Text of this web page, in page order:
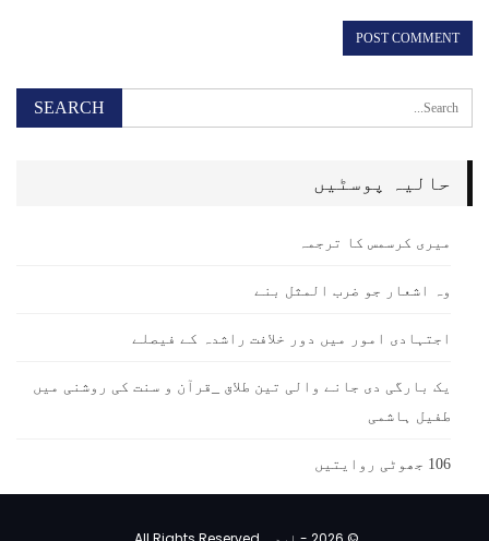
حالیہ پوسٹیں
میری کرسمس کا ترجمہ
وہ اشعار جو ضرب المثل بنے
اجتہادی امور میں دور خلافت راشدہ کے فیصلے
یک بارگی دی جانے والی تین طلاق _قرآن و سنت کی روشنی میں
طفیل ہاشمی
106 جھوٹی روایتیں